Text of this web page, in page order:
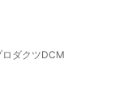
ダクツDCM